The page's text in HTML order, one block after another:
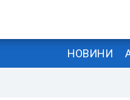
НОВИНИ